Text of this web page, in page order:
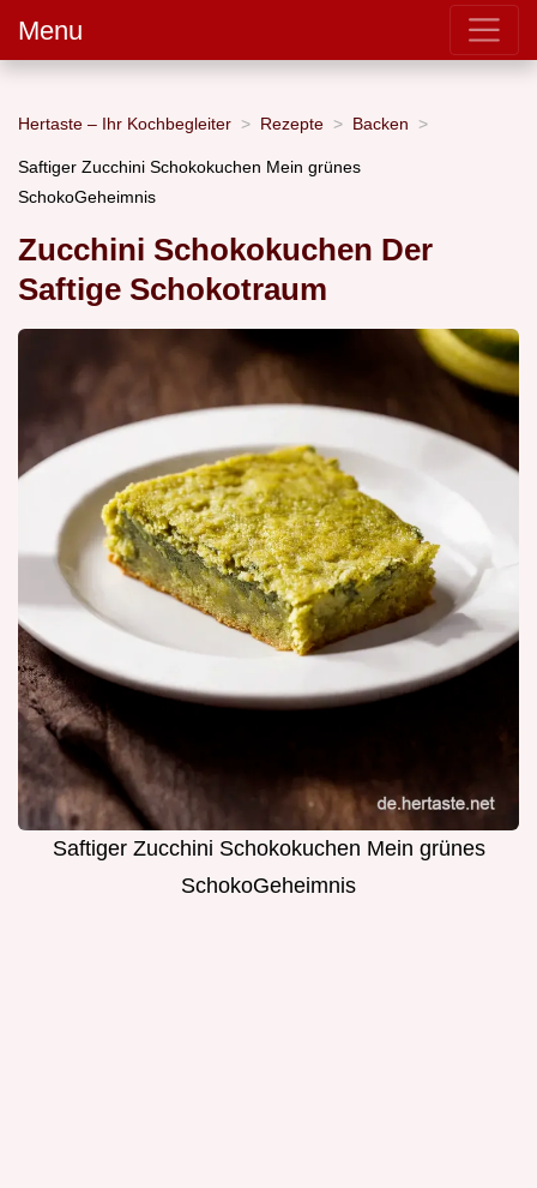
Menu
Hertaste – Ihr Kochbegleiter Rezepte Backen
Saftiger Zucchini Schokokuchen Mein grünes
SchokoGeheimnis
Zucchini Schokokuchen Der
Saftige Schokotraum
Saftiger Zucchini Schokokuchen Mein grünes
SchokoGeheimnis